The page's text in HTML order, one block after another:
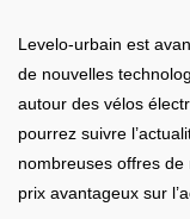
Levelo-urbain est
de nouvelles
autour des vélos
pourrez suivre
nombreuses offres
prix avantageux sur